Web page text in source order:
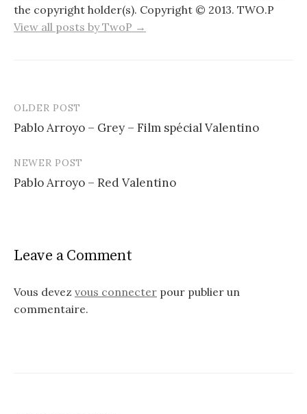
the copyright holder(s). Copyright © 2013. TWO.P
View all posts by TwoP →
Post
navigation
OLDER POST
Pablo Arroyo – Grey – Film spécial Valentino
NEWER POST
Pablo Arroyo – Red Valentino
Leave a Comment
Vous devez vous connecter pour publier un
commentaire.